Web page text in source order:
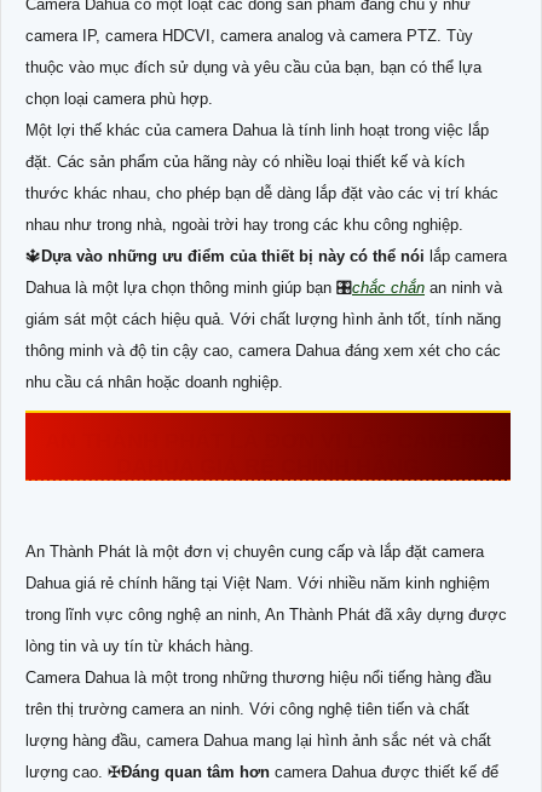
Camera Dahua có một loạt các dòng sản phẩm đáng chú ý như
camera IP, camera HDCVI, camera analog và camera PTZ. Tùy
thuộc vào mục đích sử dụng và yêu cầu của bạn, bạn có thể lựa
chọn loại camera phù hợp.
Một lợi thế khác của camera Dahua là tính linh hoạt trong việc lắp
đặt. Các sản phẩm của hãng này có nhiều loại thiết kế và kích
thước khác nhau, cho phép bạn dễ dàng lắp đặt vào các vị trí khác
nhau như trong nhà, ngoài trời hay trong các khu công nghiệp.
🔱 Dựa vào những ưu điểm của thiết bị này có thể nói lắp camera
Dahua là một lựa chọn thông minh giúp bạn 🎛chắc chắn an ninh và
giám sát một cách hiệu quả. Với chất lượng hình ảnh tốt, tính năng
thông minh và độ tin cậy cao, camera Dahua đáng xem xét cho các
nhu cầu cá nhân hoặc doanh nghiệp.
An Thành Phát là một đơn vị chuyên cung cấp và lắp đặt camera
Dahua giá rẻ chính hãng tại Việt Nam. Với nhiều năm kinh nghiệm
trong lĩnh vực công nghệ an ninh, An Thành Phát đã xây dựng được
lòng tin và uy tín từ khách hàng.
Camera Dahua là một trong những thương hiệu nổi tiếng hàng đầu
trên thị trường camera an ninh. Với công nghệ tiên tiến và chất
lượng hàng đầu, camera Dahua mang lại hình ảnh sắc nét và chất
lượng cao. ✠Đáng quan tâm hơn camera Dahua được thiết kế để